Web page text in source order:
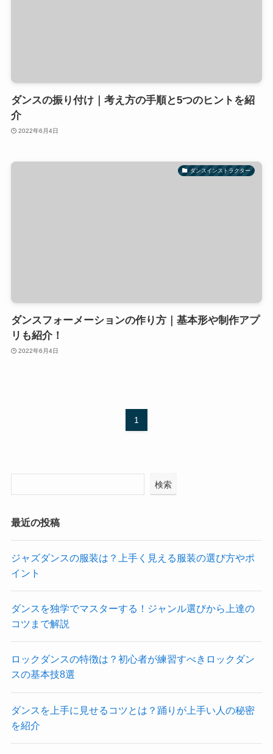
ダンスの振り付け｜考え方の手順と5つのヒントを紹
介
2022年6月4日
ダンスインストラクター
ダンスフォーメーションの作り方｜基本形や制作アプ
リも紹介！
2022年6月4日
1
検索
最近の投稿
ジャズダンスの服装は？上手く見える服装の選び方やポ
イント
ダンスを独学でマスターする！ジャンル選びから上達の
コツまで解説
ロックダンスの特徴は？初心者が練習すべきロックダン
スの基本技8選
ダンスを上手に見せるコツとは？踊りが上手い人の秘密
を紹介